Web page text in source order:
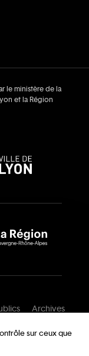
le ministère de la
et la Région
Archives
sur ceux que